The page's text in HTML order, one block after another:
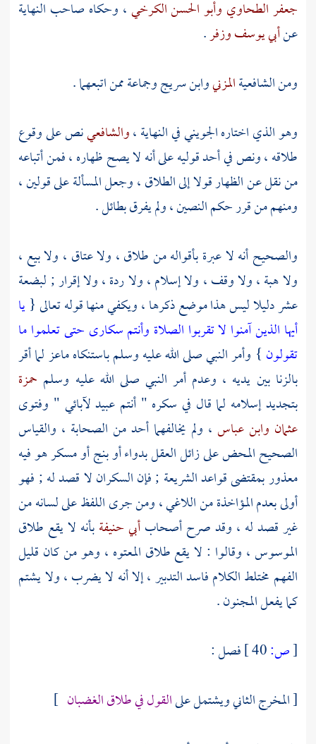
جعفر الطحاوي وأبو الحسن الكرخي، وحكاه صاحب النهاية
عنأبي يوسفوزفر.
ومن الشافعيةالمزنيوابن سريجوجماعة ممن اتبعهما .
وهو الذي اختارهالجوينيفي النهاية ،والشافعينص على وقوع
طلاقه ، ونص في أحد قوليه على أنه لا يصح ظهاره ، فمن أتباعه
من نقل عن الظهار قولا إلى الطلاق ، وجعل المسألة على قولين ،
ومنهم من قرر حكم النصين ، ولم يفرق بطائل .
والصحيح أنه لا عبرة بأقواله من طلاق ، ولا عتاق ، ولا بيع ،
ولا هبة ، ولا وقف ، ولا إسلام ، ولا ردة ، ولا إقرار ; لبضعة
عشر دليلا ليس هذا موضع ذكرها ، ويكفي منها قوله تعالى {يا
أيها الذين آمنوا لا تقربوا الصلاة وأنتم سكارى حتى تعلموا ما
تقولون } وأمر النبي صلى الله عليه وسلم باستنكاهماعزلما أقر
بالزنا بين يديه ، وعدم أمر النبي صلى الله عليه وسلم حمزة
بتجديد إسلامه لما قال في سكره " أنتم عبيد لآبائي " وفتوى
عثمان وابن عباس ، ولم يخالفهما أحد من الصحابة ، والقياس
الصحيح المحض على زائل العقل بدواء أو بنج أو مسكر هو فيه
معذور بمقتضى قواعد الشريعة ; فإن السكران لا قصد له ; فهو
أولى بعدم المؤاخذة من اللاغي ، ومن جرى اللفظ على لسانه من
غير قصد له ، وقد صرح أصحابأبي حنيفةبأنه لا يقع طلاق
الموسوس ، وقالوا : لا يقع طلاق المعتوه ، وهو من كان قليل
الفهم مختلط الكلام فاسد التدبير ، إلا أنه لا يضرب ، ولا يشتم
كما يفعل المجنون .
[ص:
فصل :
[ المخرج الثاني ويشتمل علىالقول في طلاق الغضبان ]